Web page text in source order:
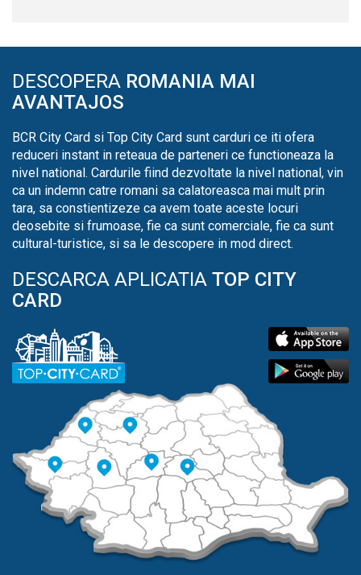
DESCOPERA ROMANIA MAI
AVANTAJOS
BCR City Card si Top City Card sunt carduri ce iti ofera
reduceri instant in reteaua de parteneri ce functioneaza la
nivel national. Cardurile fiind dezvoltate la nivel national, vin
ca un indemn catre romani sa calatoreasca mai mult prin
tara, sa constientizeze ca avem toate aceste locuri
deosebite si frumoase, fie ca sunt comerciale, fie ca sunt
cultural-turistice, si sa le descopere in mod direct.
DESCARCA APLICATIA TOP CITY
CARD